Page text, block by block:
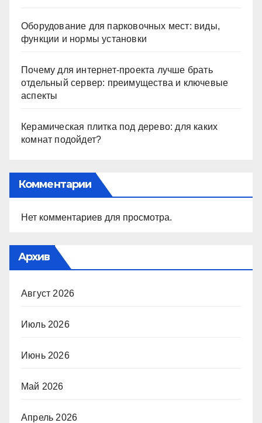
Оборудование для парковочных мест: виды,
функции и нормы установки
Почему для интернет-проекта лучше брать
отдельный сервер: преимущества и ключевые
аспекты
Керамическая плитка под дерево: для каких
комнат подойдет?
Комментарии
Нет комментариев для просмотра.
Архив
Август 2026
Июль 2026
Июнь 2026
Май 2026
Апрель 2026